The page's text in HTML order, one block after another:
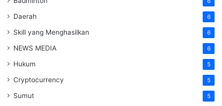
Daerah 6
Skill yang Menghasilkan 6
NEWS MEDIA 6
Hukum 5
Cryptocurrency 5
Sumut 5